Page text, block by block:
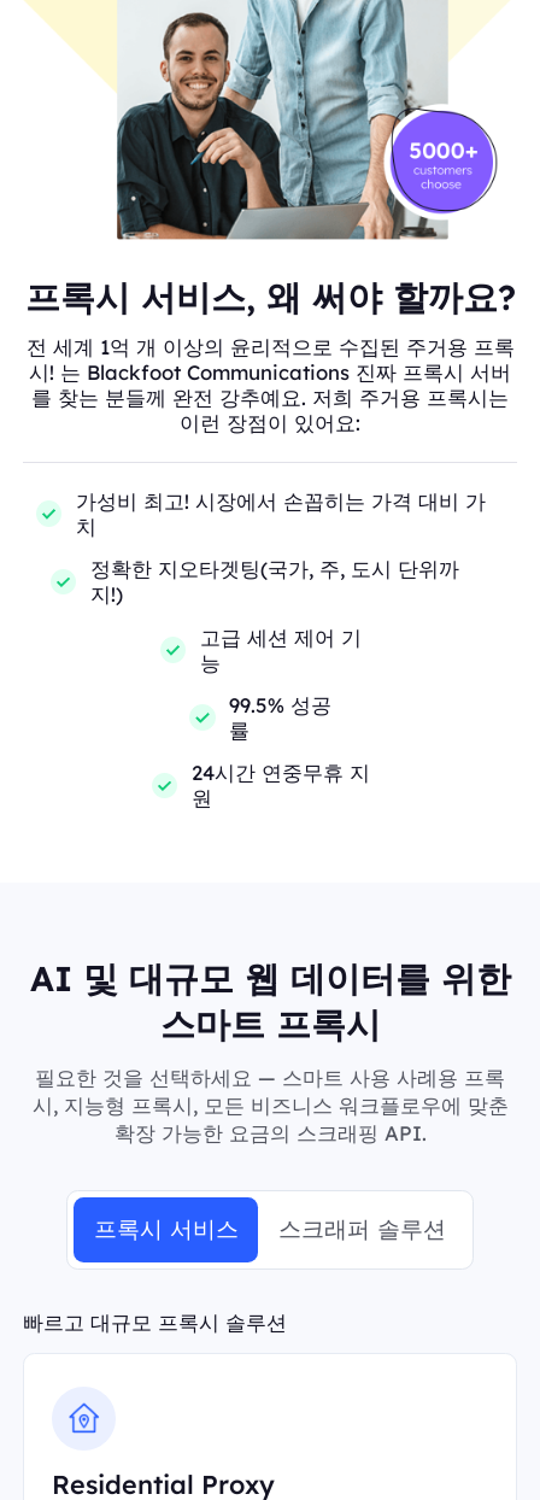
프록시 서비스, 왜 써야 할까요?
전 세계 1억 개 이상의 윤리적으로 수집된 주거용 프록
시! 는 Blackfoot Communications 진짜 프록시 서버
를 찾는 분들께 완전 강추예요. 저희 주거용 프록시는
이런 장점이 있어요:
가성비 최고! 시장에서 손꼽히는 가격 대비 가
치
정확한 지오타겟팅(국가, 주, 도시 단위까
지!)
고급 세션 제어 기
능
99.5% 성공
률
24시간 연중무휴 지
원
AI 및 대규모 웹 데이터를 위한
스마트 프록시
필요한 것을 선택하세요 — 스마트 사용 사례용 프록
시, 지능형 프록시, 모든 비즈니스 워크플로우에 맞춘
확장 가능한 요금의 스크래핑 API.
프록시 서비스 스크래퍼 솔루션
빠르고 대규모 프록시 솔루션
Residential Proxy